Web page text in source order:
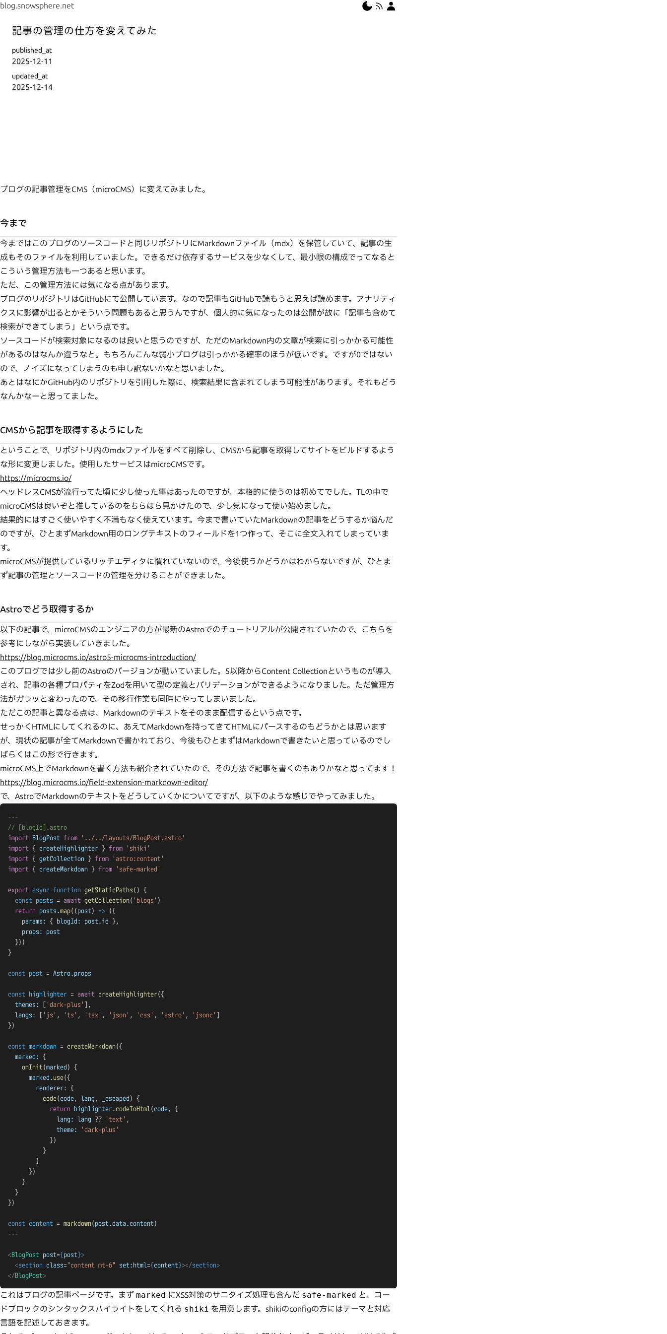
blog.snowsphere.net
記事の管理の仕方を変えてみた
published_at
2025-12-11
updated_at
2025-12-14
ブログの記事管理をCMS（microCMS）に変えてみました。
今まで
今まではこのブログのソースコードと同じリポジトリにMarkdownファイル（mdx）を保管していて、記事の生
成もそのファイルを利用していました。できるだけ依存するサービスを少なくして、最小限の構成でってなると
こういう管理方法も一つあると思います。
ただ、この管理方法には気になる点があります。
ブログのリポジトリはGitHubにて公開しています。なので記事もGitHubで読もうと思えば読めます。アナリティ
クスに影響が出るとかそういう問題もあると思うんですが、個人的に気になったのは公開が故に「記事も含めて
検索ができてしまう」という点です。
ソースコードが検索対象になるのは良いと思うのですが、ただのMarkdown内の文章が検索に引っかかる可能性
があるのはなんか違うなと。もちろんこんな弱小ブログは引っかかる確率のほうが低いです。ですが0ではない
ので、ノイズになってしまうのも申し訳ないかなと思いました。
あとはなにかGitHub内のリポジトリを引用した際に、検索結果に含まれてしまう可能性があります。それもどう
なんかなーと思ってました。
CMSから記事を取得するようにした
ということで、リポジトリ内のmdxファイルをすべて削除し、CMSから記事を取得してサイトをビルドするよう
な形に変更しました。使用したサービスはmicroCMSです。
https://microcms.io/
ヘッドレスCMSが流行ってた頃に少し使った事はあったのですが、本格的に使うのは初めてでした。TLの中で
microCMSは良いぞと推しているのをちらほら見かけたので、少し気になって使い始めました。
結果的にはすごく使いやすく不満もなく使えています。今まで書いていたMarkdownの記事をどうするか悩んだ
のですが、ひとまずMarkdown用のロングテキストのフィールドを1つ作って、そこに全文入れてしまっていま
す。
microCMSが提供しているリッチエディタに慣れていないので、今後使うかどうかはわからないですが、ひとま
ず記事の管理とソースコードの管理を分けることができました。
Astroでどう取得するか
以下の記事で、microCMSのエンジニアの方が最新のAstroでのチュートリアルが公開されていたので、こちらを
参考にしながら実装していきました。
https://blog.microcms.io/astro5-microcms-introduction/
このブログでは少し前のAstroのバージョンが動いていました。5以降からContent Collectionというものが導入
され、記事の各種プロパティをZodを用いて型の定義とバリデーションができるようになりました。ただ管理方
法がガラッと変わったので、その移行作業も同時にやってしまいました。
ただこの記事と異なる点は、Markdownのテキストをそのまま配信するという点です。
せっかくHTMLにしてくれるのに、あえてMarkdownを持ってきてHTMLにパースするのもどうかとは思います
が、現状の記事が全てMarkdownで書かれており、今後もひとまずはMarkdownで書きたいと思っているのでし
ばらくはこの形で行きます。
microCMS上でMarkdownを書く方法も紹介されていたので、その方法で記事を書くのもありかなと思ってます！
https://blog.microcms.io/field-extension-markdown-editor/
で、AstroでMarkdownのテキストをどうしていくかについてですが、以下のような感じでやってみました。
---
// [blogId].astro
import BlogPost from '../../layouts/BlogPost.astro'
import { createHighlighter } from 'shiki'
import { getCollection } from 'astro:content'
import { createMarkdown } from 'safe-marked'
export async function getStaticPaths() {
const posts = await getCollection( 'blogs' )
return posts.map((post) => ({
params: { blogId: post.id },
props: post
}))
}
const post = Astro.props
const highlighter = await createHighlighter({
themes: [ 'dark-plus' ],
langs: [ 'js' , 'ts' , 'tsx' , 'json' , 'css' , 'astro' , 'jsonc' ]
})
const markdown = createMarkdown({
marked: {
onInit(marked) {
marked.use({
renderer: {
code(code, lang , _escaped) {
return highlighter.codeToHtml (code, {
lang: lang ?? 'text' ,
theme:
'dark-plus'
})
}
}
})
}
}
})
const content = markdown(post.data.content)
---
<BlogPost post={post}>
<section class="content mt-6" set:html={content}></section>
</BlogPost>
これはブログの記事ページです。まず marked にXSS対策のサニタイズ処理も含んだ safe-marked と、コー
ドブロックのシンタックスハイライトをしてくれる shiki を用意します。shikiのconfigの方にはテーマと対応
言語を記述しておきます。